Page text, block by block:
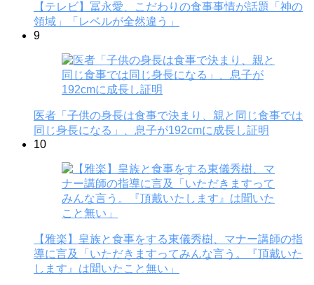
【テレビ】冨永愛、こだわりの食事事情が話題「神の
領域」「レベルが全然違う」
9
医者「子供の身長は食事で決まり、親と同じ食事では
同じ身長になる」、息子が192cmに成長し証明
10
【雅楽】皇族と食事をする東儀秀樹、マナー講師の指
導に言及「いただきますってみんな言う。『頂戴いた
します』は聞いたこと無い」